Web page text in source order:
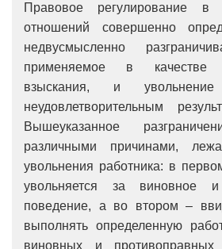
Правовое регулирование в
отношений совершенно
недвусмысленно
применяемое в качестве
взыскания, и
неудовлетворительным
Вышеуказанное
различными причинами,
увольнения работника: в
увольняется за виновное и
поведение, а во втором –
выполнять определенную
виновных и